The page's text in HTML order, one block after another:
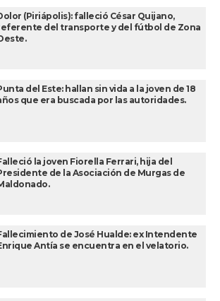
(Piriápolis): falleció César Quijano,
del transporte y del fútbol de Zona
del Este: hallan sin vida a la joven de 18
que era buscada por las autoridades.
la joven Fiorella Ferrari, hija del
de la Asociación de Murgas de
de José Hualde: ex Intendente
Antía se encuentra en el velatorio.